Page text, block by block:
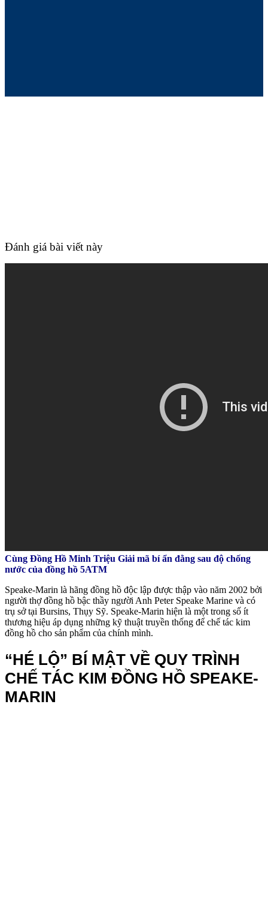
Đánh giá bài viết này
Cùng Đồng Hồ Minh Triệu Giải mã bí ẩn đằng sau độ chống
nước của đồng hồ 5ATM
Speake-Marin là hãng đồng hồ độc lập được thập vào năm 2002 bởi
người thợ đồng hồ bậc thầy người Anh Peter Speake Marine và có
trụ sở tại Bursins, Thụy Sỹ. Speake-Marin hiện là một trong số ít
thương hiệu áp dụng những kỹ thuật truyền thống để chế tác kim
đồng hồ cho sản phẩm của chính mình.
“HÉ LỘ” BÍ MẬT VỀ QUY TRÌNH
CHẾ TÁC KIM ĐỒNG HỒ SPEAKE-
MARIN